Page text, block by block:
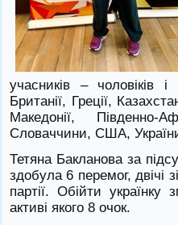
учасників – чоловіків
Британії, Греції,
Македонії, Південно-
Словаччини, США,
Тетяна Бакланова за
здобула 6 перемог, двічі
партії. Обійти
активі якого 8 очок.